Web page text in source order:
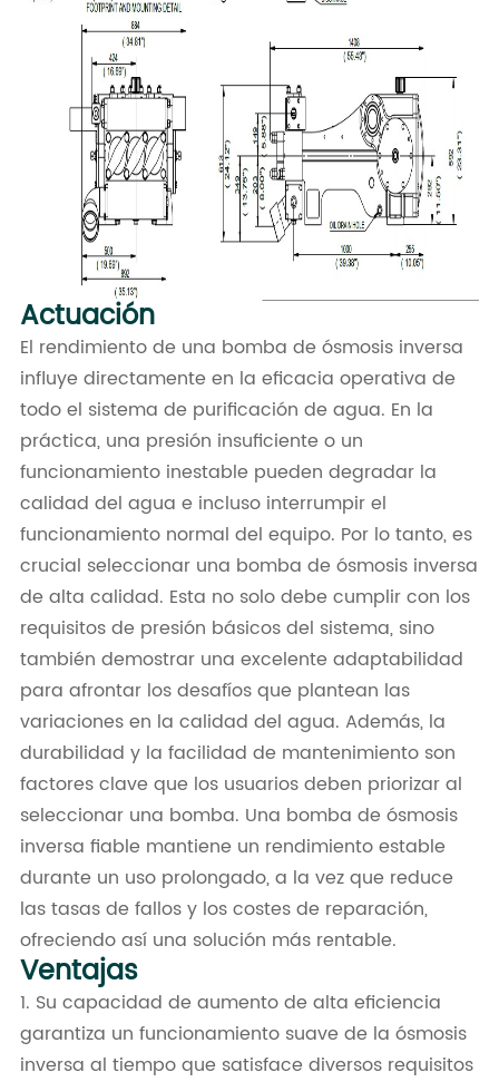
Actuación
El rendimiento de una bomba de ósmosis inversa
influye directamente en la eficacia operativa de
todo el sistema de purificación de agua. En la
práctica, una presión insuficiente o un
funcionamiento inestable pueden degradar la
calidad del agua e incluso interrumpir el
funcionamiento normal del equipo. Por lo tanto, es
crucial seleccionar una bomba de ósmosis inversa
de alta calidad. Esta no solo debe cumplir con los
requisitos de presión básicos del sistema, sino
también demostrar una excelente adaptabilidad
para afrontar los desafíos que plantean las
variaciones en la calidad del agua. Además, la
durabilidad y la facilidad de mantenimiento son
factores clave que los usuarios deben priorizar al
seleccionar una bomba. Una bomba de ósmosis
inversa fiable mantiene un rendimiento estable
durante un uso prolongado, a la vez que reduce
las tasas de fallos y los costes de reparación,
ofreciendo así una solución más rentable.
Ventajas
1. Su capacidad de aumento de alta eficiencia
garantiza un funcionamiento suave de la ósmosis
inversa al tiempo que satisface diversos requisitos